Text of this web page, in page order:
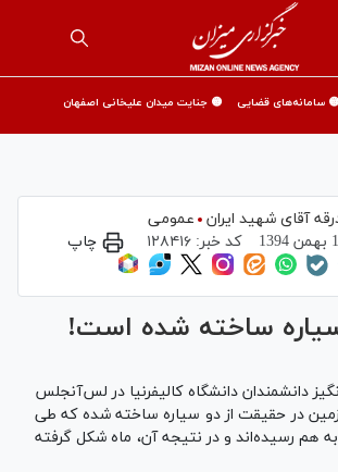
🟡 سامانه‌های قضایی 🟡 جنایت میدان علیخانی اصفهان
آقای شهید ایران
عمومی
کد خبر:۱۲۸۴۱۶ چاپ
ساخته شده است!
دانشمندان دانشگاه کالیفرنیا در لس‌آنجلس
در حقیقت از دو سیاره ساخته شده که طی
به هم رسیده‌اند و در نتیجه آن، ماه شکل گرفته